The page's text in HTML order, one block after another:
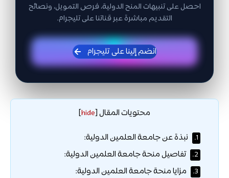
احصل على تنبيهات المنح الدولية، فرص التمويل، ونصائح
التقديم مباشرة عبر قناتنا على تليجرام.
انضم إلينا على تليجرام
محتويات المقال [
hide
]
1. نبذة عن جامعة العلمين الدولية:
2. تفاصيل منحة جامعة العلمين الدولية:
3. مزايا منحة جامعة العلمين الدولية: